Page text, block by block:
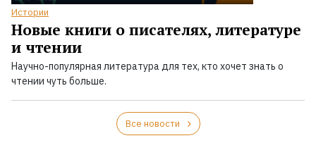
Истории
Новые книги о писателях, литературе
и чтении
Научно-популярная литература для тех, кто хочет знать о
чтении чуть больше.
Все новости